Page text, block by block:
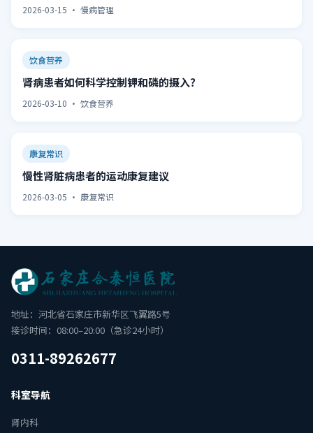
2026-03-15 · 慢病管理
饮食营养
肾病患者如何科学控制钾和磷的摄入？
2026-03-10 · 饮食营养
康复常识
慢性肾脏病患者的运动康复建议
2026-03-05 · 康复常识
地址：河北省石家庄市新华区飞翼路5号
接诊时间：08:00–20:00（急诊24小时）
0311-89262677
科室导航
肾内科